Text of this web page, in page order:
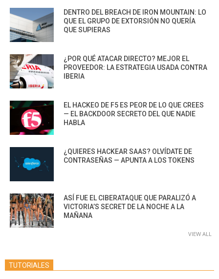
DENTRO DEL BREACH DE IRON MOUNTAIN: LO
QUE EL GRUPO DE EXTORSIÓN NO QUERÍA
QUE SUPIERAS
¿POR QUÉ ATACAR DIRECTO? MEJOR EL
PROVEEDOR: LA ESTRATEGIA USADA CONTRA
IBERIA
EL HACKEO DE F5 ES PEOR DE LO QUE CREES
— EL BACKDOOR SECRETO DEL QUE NADIE
HABLA
¿QUIERES HACKEAR SAAS? OLVÍDATE DE
CONTRASEÑAS — APUNTA A LOS TOKENS
ASÍ FUE EL CIBERATAQUE QUE PARALIZÓ A
VICTORIA’S SECRET DE LA NOCHE A LA
MAÑANA
VIEW ALL
TUTORIALES